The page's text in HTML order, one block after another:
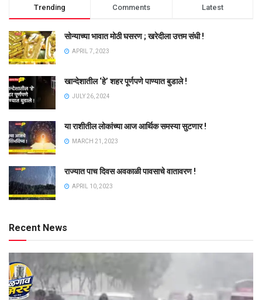
Trending Comments Latest
सोन्याच्या भावात मोठी घसरण ; खरेदीला उत्तम संधी !
APRIL 7, 2023
खान्देशातील ‘हे’ शहर पूर्णपणे पाण्यात बुडाले !
JULY 26, 2024
या राशीतील लोकांच्या आज आर्थिक समस्या सुटणार !
MARCH 21, 2023
राज्यात पाच दिवस अवकाळी पावसाचे वातावरण !
APRIL 10, 2023
Recent News